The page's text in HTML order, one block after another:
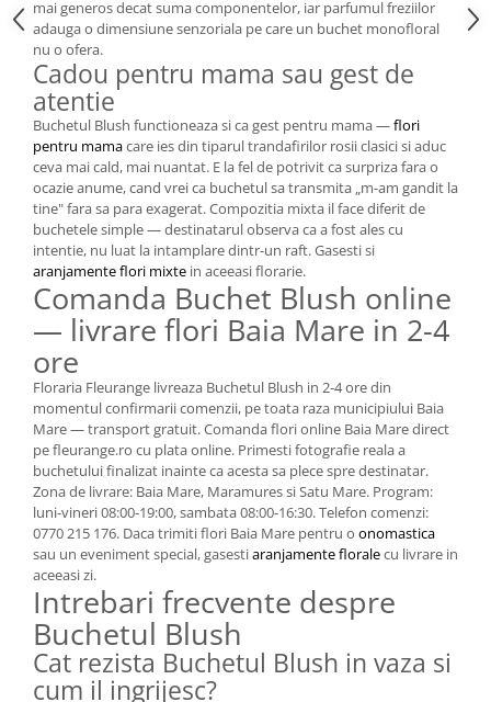
mai generos decat suma componentelor, iar parfumul freziilor
adauga o dimensiune senzoriala pe care un buchet monofloral
nu o ofera.
Cadou pentru mama sau gest de
atentie
Buchetul Blush functioneaza si ca gest pentru mama —flori
pentru mamacare ies din tiparul trandafirilor rosii clasici si aduc
ceva mai cald, mai nuantat. E la fel de potrivit ca surpriza fara o
ocazie anume, cand vrei ca buchetul sa transmita „m-am gandit la
tine" fara sa para exagerat. Compozitia mixta il face diferit de
buchetele simple — destinatarul observa ca a fost ales cu
intentie, nu luat la intamplare dintr-un raft. Gasesti si
aranjamente flori mixte in aceeasi florarie.
Comanda Buchet Blush online
— livrare flori Baia Mare in 2-4
ore
Floraria Fleurange livreaza Buchetul Blush in 2-4 ore din
momentul confirmarii comenzii, pe toata raza municipiului Baia
Mare — transport gratuit. Comanda flori online Baia Mare direct
pe fleurange.ro cu plata online. Primesti fotografie reala a
buchetului finalizat inainte ca acesta sa plece spre destinatar.
Zona de livrare: Baia Mare, Maramures si Satu Mare. Program:
luni-vineri 08:00-19:00, sambata 08:00-16:30. Telefon comenzi:
0770 215 176. Daca trimiti flori Baia Mare pentru o onomastica
sau un eveniment special, gasestiaranjamente floralecu livrare in
aceeasi zi.
Intrebari frecvente despre
Buchetul Blush
Cat rezista Buchetul Blush in vaza si
cum il ingrijesc?